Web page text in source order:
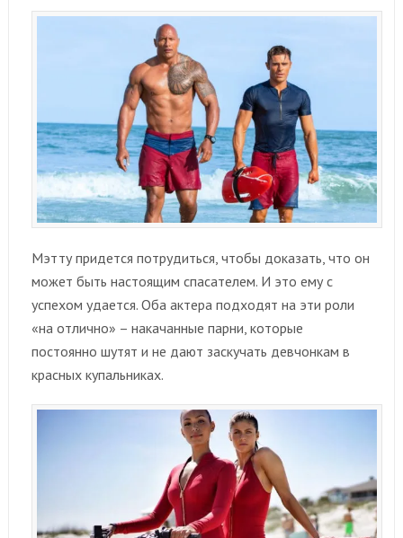
Мэтту придется потрудиться, чтобы доказать, что он
может быть настоящим спасателем. И это ему с
успехом удается. Оба актера подходят на эти роли
«на отлично» – накачанные парни, которые
постоянно шутят и не дают заскучать девчонкам в
красных купальниках.